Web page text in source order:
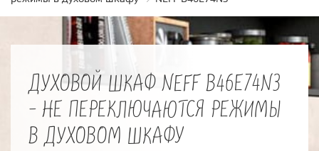
ДУХОВОЙ ШКАФ NEFF B46E74N3
- НЕ ПЕРЕКЛЮЧАЮТСЯ РЕЖИМЫ
В ДУХОВОМ ШКАФУ